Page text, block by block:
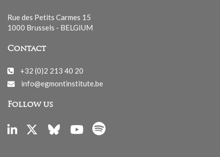
Rue des Petits Carmes 15
1000 Brussels - BELGIUM
Contact
+32 (0)2 213 40 20
info@egmontinstitute.be
Follow us